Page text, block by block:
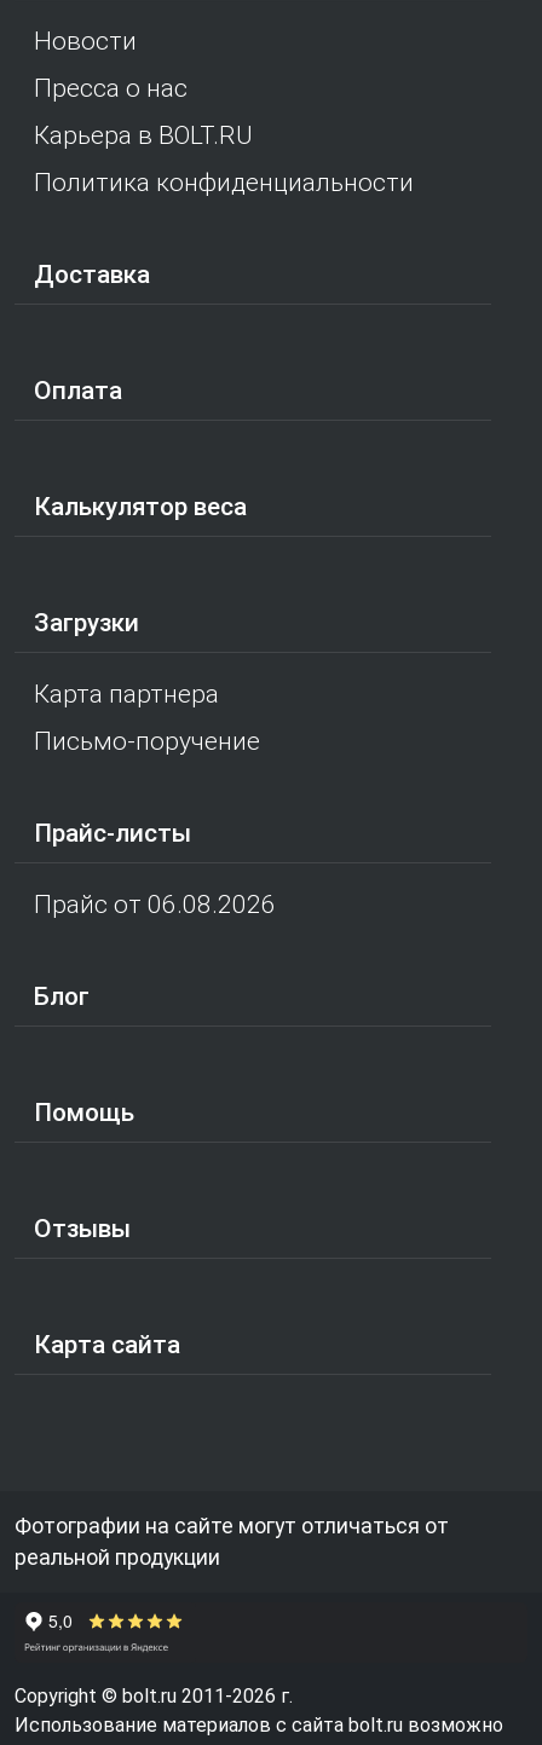
Новости
Пресса о нас
Карьера в BOLT.RU
Политика конфиденциальности
Доставка
Оплата
Калькулятор веса
Загрузки
Карта партнера
Письмо-поручение
Прайс-листы
Прайс от 06.08.2026
Блог
Помощь
Отзывы
Карта сайта
Фотографии на сайте могут отличаться от
реальной продукции
Copyright © bolt.ru 2011-2026 г.
Использование материалов с сайта bolt.ru возможно